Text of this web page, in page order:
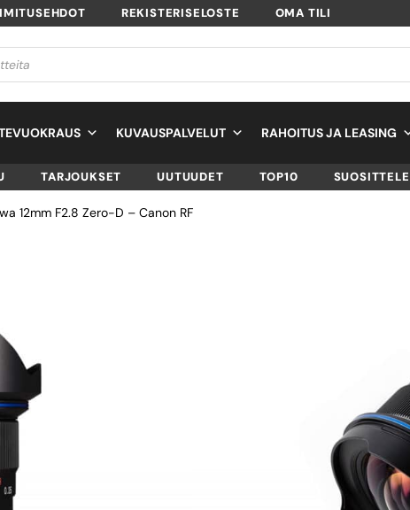
REKISTERISELOSTE OMA TILI
KUVAUSPALVELUT RAHOITUS JA LEASING
TARJOUKSET UUTUUDET TOP10
12mm F2.8 Zero-D – Canon RF
TUOTTEEN SAATAVUUS